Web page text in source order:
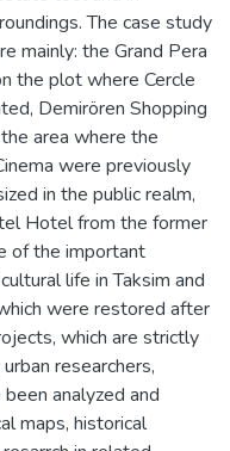
The case study
mainly: the Grand Pera
the plot where Cercle
Demirören Shopping
area where the
were previously
in the public realm,
Hotel from the former
of the important
life in Taksim and
were restored after
which are strictly
researchers,
analyzed and
maps, historical